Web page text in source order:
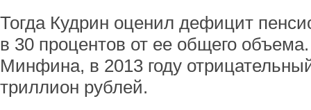
Тогда Кудрин оценил дефицит
в 30 процентов от ее общего
Минфина, в 2013 году
триллион рублей.